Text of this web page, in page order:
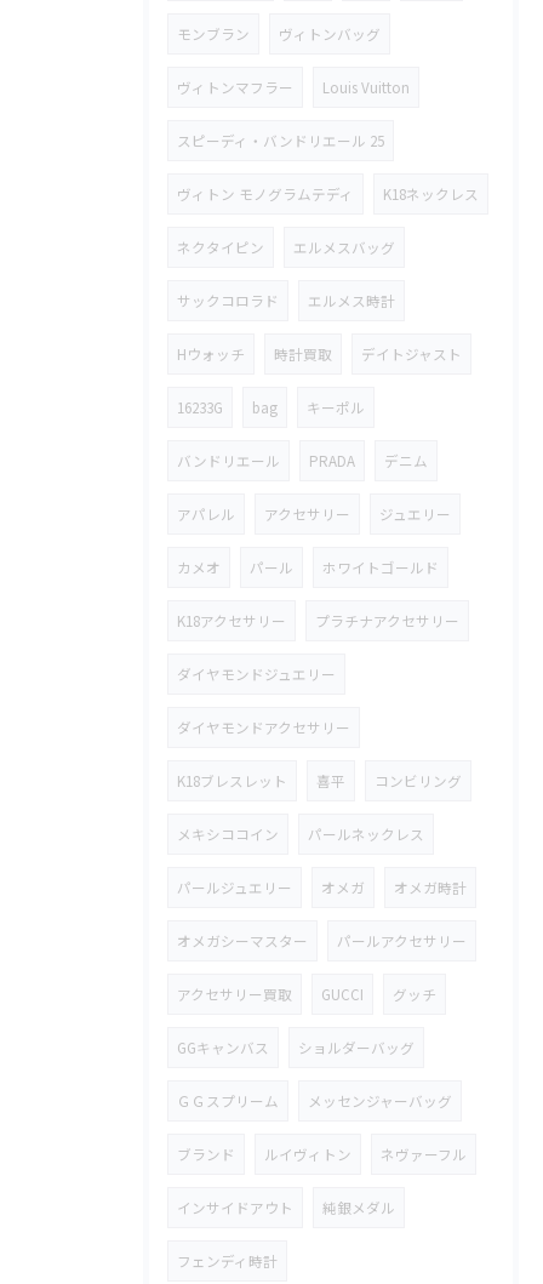
モンブラン ヴィトンバッグ
ヴィトンマフラー Louis Vuitton
スピーディ・バンドリエール 25
ヴィトン モノグラムテディ K18ネックレス
ネクタイピン エルメスバッグ
サックコロラド エルメス時計
Hウォッチ 時計買取 デイトジャスト
16233G bag キーポル
バンドリエール PRADA デニム
アパレル アクセサリー ジュエリー
カメオ パール ホワイトゴールド
K18アクセサリー プラチナアクセサリー
ダイヤモンドジュエリー
ダイヤモンドアクセサリー
K18ブレスレット 喜平 コンビリング
メキシココイン パールネックレス
パールジュエリー オメガ オメガ時計
オメガシーマスター パールアクセサリー
アクセサリー買取 GUCCI グッチ
GGキャンバス ショルダーバッグ
ＧＧスプリーム メッセンジャーバッグ
ブランド ルイヴィトン ネヴァーフル
インサイドアウト 純銀メダル
フェンディ時計